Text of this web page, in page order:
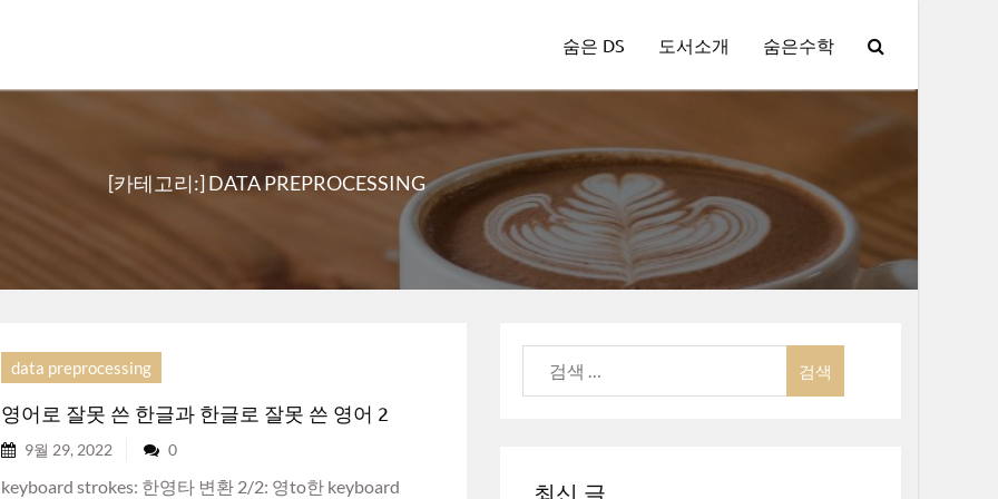
숨은 DS 도서소개 숨은수학
[카테고리:]DATA PREPROCESSING
data preprocessing
영어로 잘못 쓴 한글과 한글로 잘못 쓴 영어 2
9월 29, 2022 0
keyboard strokes: 한영타 변환 2/2: 영to한 keyboard 최신 글